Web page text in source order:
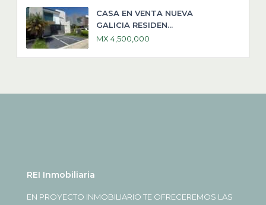
CASA EN VENTA NUEVA
GALICIA RESIDEN...
MX 4,500,000
REI Inmobiliaria
EN PROYECTO INMOBILIARIO TE OFRECEREMOS LAS